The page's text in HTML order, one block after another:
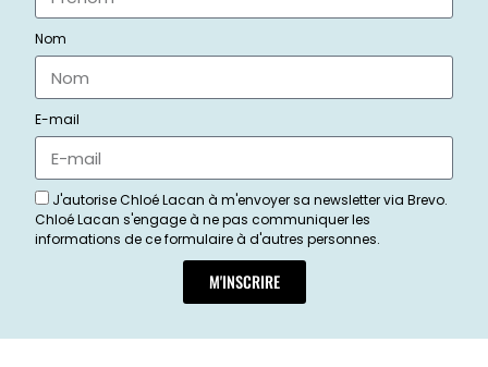
Nom
E-mail
J'autorise Chloé Lacan à m'envoyer sa newsletter via Brevo.
Chloé Lacan s'engage à ne pas communiquer les
informations de ce formulaire à d'autres personnes.
M'INSCRIRE